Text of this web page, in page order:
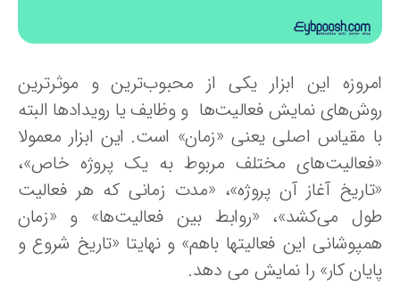
این ابزار یکی از محبوب‌ترین و موثرترین
نمایش فعالیت‌ها و وظایف یا رویدادها البته
مقیاس اصلی یعنی «زمان» است. این ابزار معمولا
مختلف مربوط به یک پروژه خاص»،
آغاز آن پروژه»، «مدت زمانی که هر فعالیت
می‌کشد»، «روابط بین فعالیت‌ها» و «زمان‌
این فعالیتها باهم» و نهایتا «تاریخ شروع و
کار» را نمایش می دهد.